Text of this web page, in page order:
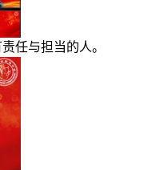
责任与担当的人。